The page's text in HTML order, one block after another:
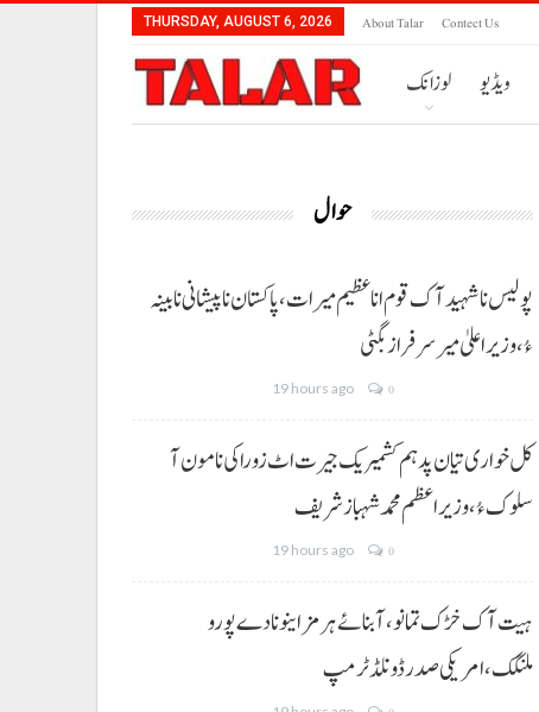
THURSDAY, AUGUST 6, 2026 About Talar Contect Us
لوزانک ویڈیو
حوال
پولیس نا شہید آک قوم انا عظیم میرات، پاکستان نا پیشانی نا بینہ
ءُ،وزیراعلیٰ میر سرفراز بگٹی
19 hours ago 0
کل خواری تیان پد ہم کشمیریک جیرت اٹ زوراکی نا مون آ
سلوک ءُ،وزیراعظم محمد شہباز شریف
19 hours ago 0
ہیت آک خڑک تمانو، آبنائے ہرمز اینو نا دے پورو
ملنگک،امریکی صدر ڈونلڈ ٹرمپ